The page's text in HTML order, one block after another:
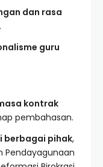
dan rasa
.
guru
kontrak
pembahasan.
berbagai pihak,
Pendayagunaan